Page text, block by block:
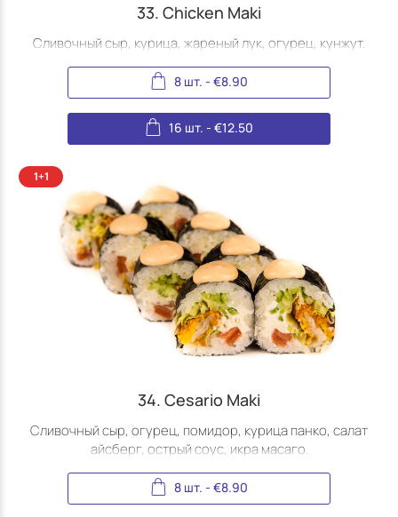
33. Chicken Maki
Сливочный сыр, курица, жареный лук, огурец, кунжут.
8 шт. - €8.90
16 шт. - €12.50
34. Cesario Maki
Сливочный сыр, огурец, помидор, курица панко, салат
айсберг, острый соус, икра масаго.
8 шт. - €8.90